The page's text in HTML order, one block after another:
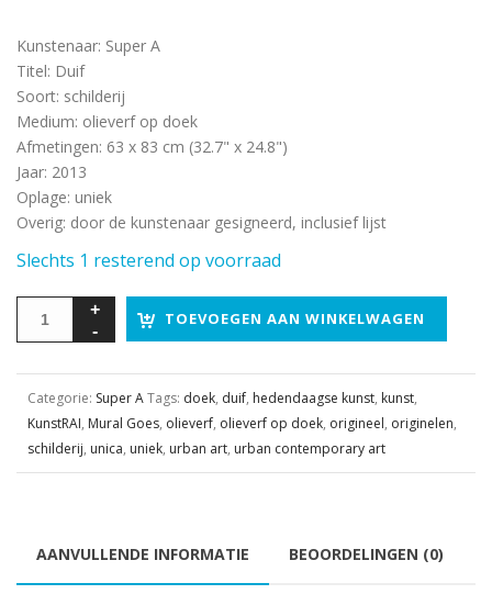
Kunstenaar: Super A
Titel: Duif
Soort: schilderij
Medium: olieverf op doek
Afmetingen: 63 x 83 cm (32.7" x 24.8")
Jaar: 2013
Oplage: uniek
Overig: door de kunstenaar gesigneerd, inclusief lijst
Slechts 1 resterend op voorraad
TOEVOEGEN AAN WINKELWAGEN
Categorie: Super ATags: doek, duif, hedendaagse kunst, kunst,
KunstRAI, Mural Goes, olieverf, olieverf op doek, origineel, originelen,
schilderij, unica, uniek, urban art, urban contemporary art
AANVULLENDE INFORMATIE BEOORDELINGEN (0)